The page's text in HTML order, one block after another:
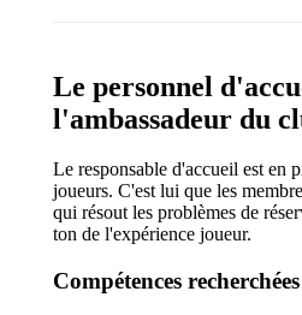
Le personnel
l'ambassadeur du
Le responsable d'accueil est en
joueurs. C'est lui que les
qui résout les problèmes de
ton de l'expérience joueur.
Compétences